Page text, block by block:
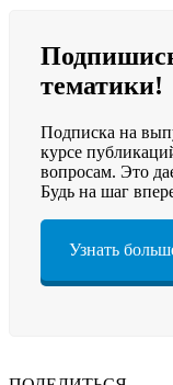
тематики!
Подписка на
курсе
вопросам. Это
Будь на шаг
Узнать